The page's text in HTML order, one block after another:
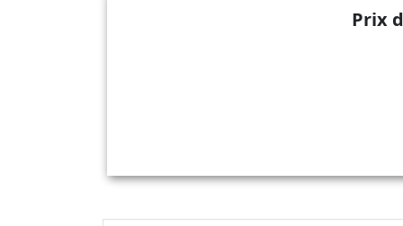
Prix